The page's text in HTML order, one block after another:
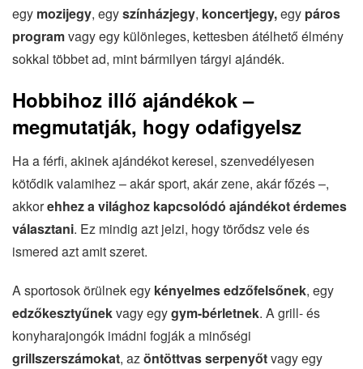
egy mozijegy, egyszínházjegy, koncertjegy,egy páros
programvagy egy különleges, kettesben átélhető élmény
sokkal többet ad, mint bármilyen tárgyi ajándék.
Hobbihoz illő ajándékok –
megmutatják, hogy odafigyelsz
Ha a férfi, akinek ajándékot keresel, szenvedélyesen
kötődik valamihez – akár sport, akár zene, akár főzés –,
akkorehhez a világhoz kapcsolódó ajándékot érdemes
választani. Ez mindig azt jelzi, hogy törődsz vele és
ismered azt amit szeret.
A sportosok örülnek egy kényelmes edzőfelsőnek, egy
edzőkesztyűnekvagy egygym-bérletnek. A grill- és
konyharajongók imádni fogják a minőségi
grillszerszámokat, azöntöttvas serpenyőtvagy egy